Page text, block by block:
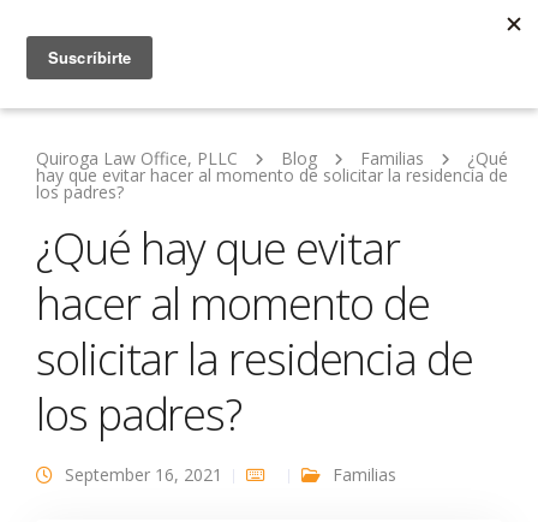
Quiroga Law Office, PLLC Blog Familias ¿Qué
hay que evitar hacer al momento de solicitar la residencia de
los padres?
¿Qué hay que evitar
hacer al momento de
solicitar la residencia de
los padres?
September 16, 2021 Familias